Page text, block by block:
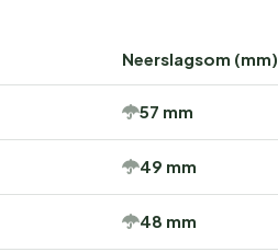
Neerslagsom (mm)
57 mm
49 mm
48 mm